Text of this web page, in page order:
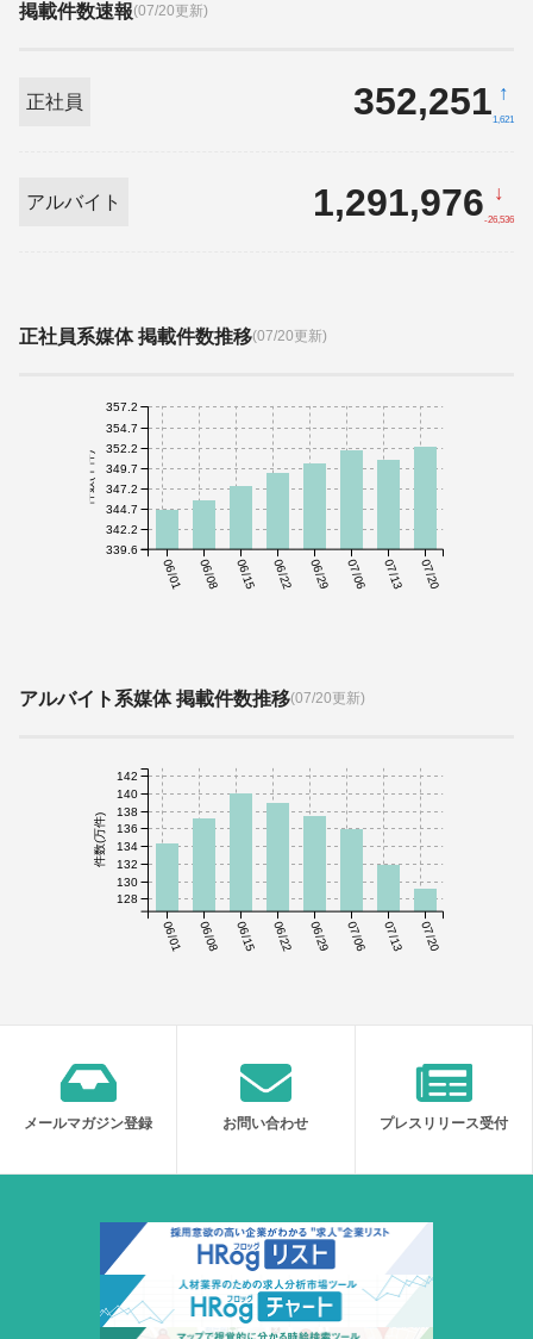
掲載件数速報(07/20更新)
正社員 352,251 ↑
1,621
アルバイト 1,291,976 ↓
-26,536
正社員系媒体 掲載件数推移(07/20更新)
06/01 06/08 06/15 06/22 06/29 07/06 07/13 07/20
件数(千件)
339.6
342.2
344.7
347.2
349.7
352.2
354.7
357.2
アルバイト系媒体 掲載件数推移(07/20更新)
06/01 06/08 06/15 06/22 06/29 07/06 07/13 07/20
件数(万件)
128
130
132
134
136
138
140
142
メールマガジン登録 お問い合わせ プレスリリース受付